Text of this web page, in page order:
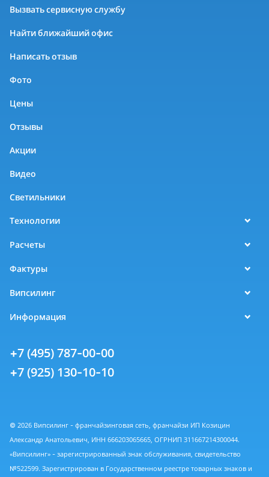
Вызвать сервисную службу
Найти ближайший офис
Написать отзыв
Фото
Цены
Отзывы
Акции
Видео
Светильники
Технологии
Расчеты
Фактуры
Випсилинг
Информация
+7 (495) 787-00-00
+7 (925) 130-10-10
© 2026 Випсилинг - франчайзинговая сеть, франчайзи ИП Козицин
Александр Анатольевич, ИНН 666203065665, ОГРНИП 311667214300044.
«Випсилинг» - зарегистрированный знак обслуживания, свидетельство
№522599. Зарегистрирован в Государственном реестре товарных знаков и